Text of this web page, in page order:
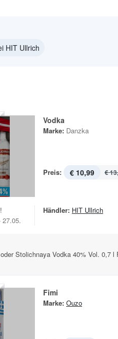
HIT Ullrich
Vodka
Marke: Danzka
Preis: € 10,99 €
27.05.
Händler: HIT Ullrich
oder Stolichnaya Vodka 40% Vol. 0,7 l
Fimi
Marke: Ouzo